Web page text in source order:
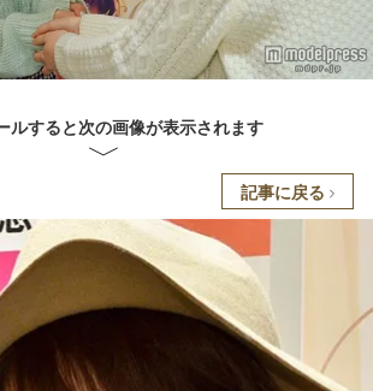
ルすると次の画像が表示されます
記事に戻る